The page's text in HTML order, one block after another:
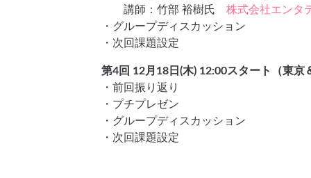
講師：竹部 裕樹氏 株式会社エンタ
・グループディスカッション
・次回課題設定
第4回 12月18日(木) 12:00スタート（東京
・前回振り返り
・プチプレゼン
・グループディスカッション
・次回課題設定